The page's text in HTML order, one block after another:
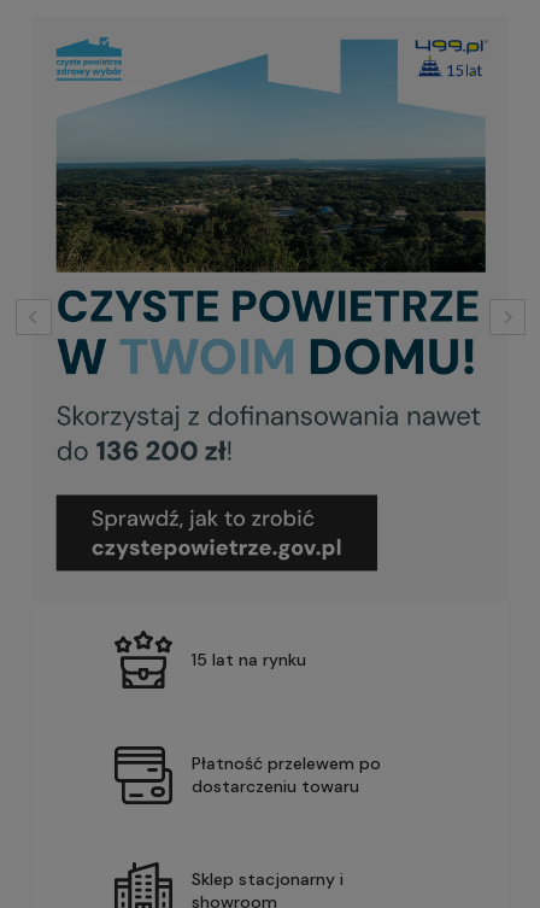
15 lat na rynku
Płatność przelewem po
dostarczeniu towaru
Sklep stacjonarny i
showroom